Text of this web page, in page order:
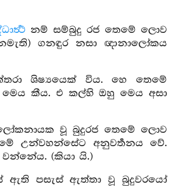
නම් සම්බුදු රජ තෙමේ ලොව
ගනඳුර නසා ඥානාලෝකය
ශිෂ්‍යයෙක් විය. හෙ තෙමේ
කීය. එ කල්හි ඔහු මෙය අසා
ලෝකනායක වූ බුදුරජ තෙමේ ලොව
උන්වහන්සේට අනුවර්‍තනය වේ.
(කියා යි.)
ඇති පසැස් ඇත්තා වූ බුදුවරයෝ